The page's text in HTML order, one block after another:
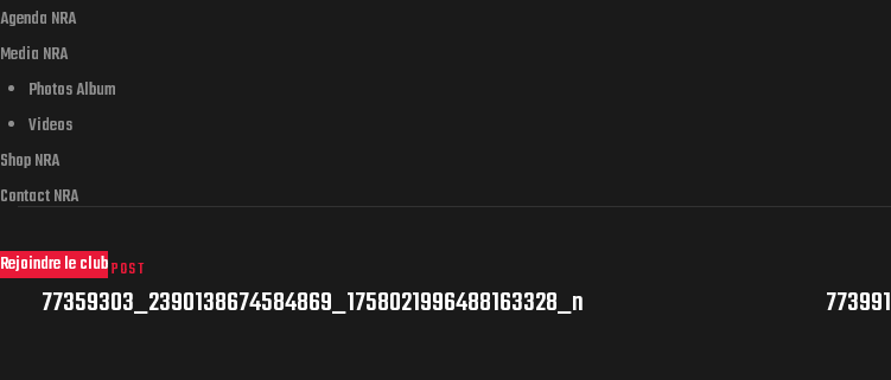
Agenda NRA
Media NRA
Photos Album
Videos
Shop NRA
Contact NRA
Rejoindre le club
PREVIOUS POST
77359303_2390138674584869_1758021996488163328_n